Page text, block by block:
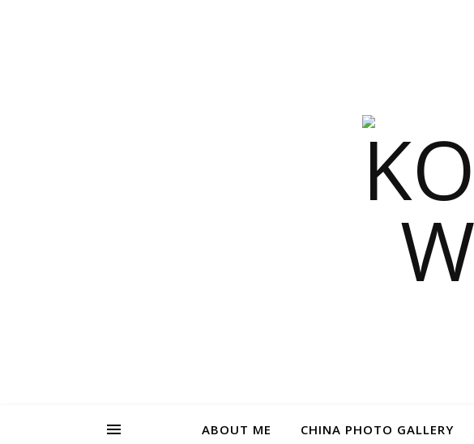
ABOUT ME CHINA PHOTO GALLERY